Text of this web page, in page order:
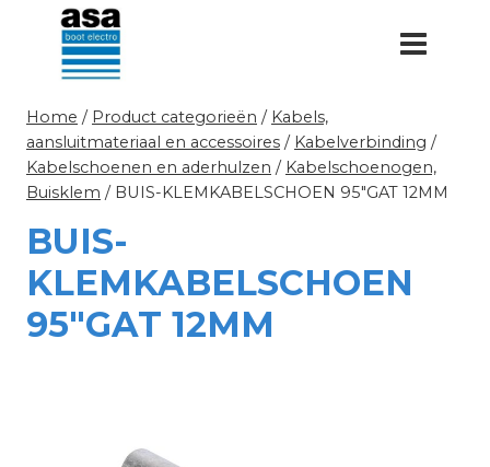
Doorgaan
inhoud
Home / Product categorieën / Kabels,
aansluitmateriaal en accessoires / Kabelverbinding /
Kabelschoenen en aderhulzen / Kabelschoenogen,
Buisklem / BUIS-KLEMKABELSCHOEN 95″GAT 12MM
BUIS-
KLEMKABELSCHOEN
95″GAT 12MM